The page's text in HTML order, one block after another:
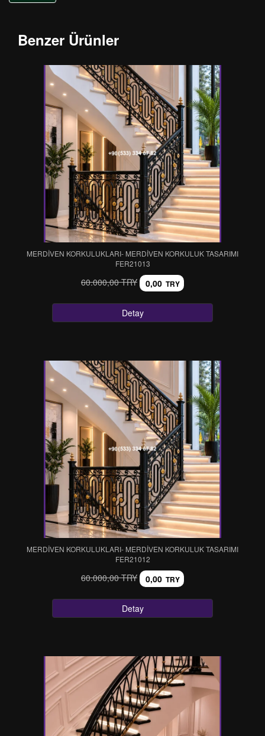
Benzer Ürünler
MERDİVEN KORKULUKLARI- MERDİVEN KORKULUK TASARIMI
FER21013
60.000,00 TRY 0,00 TRY
Detay
MERDİVEN KORKULUKLARI- MERDİVEN KORKULUK TASARIMI
FER21012
60.000,00 TRY 0,00 TRY
Detay